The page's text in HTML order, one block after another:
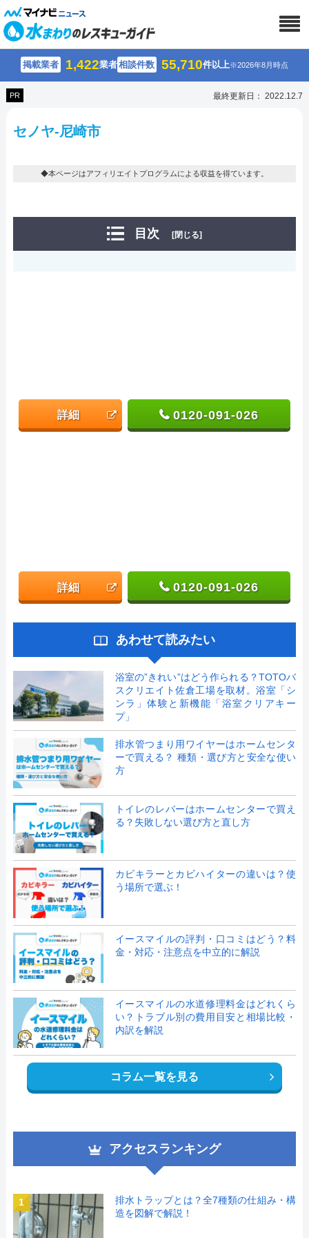
掲載業者 1,422業者相談件数 55,710件以上※2026年8月時点
PR 最終更新日： 2022.12.7
セノヤ-尼崎市
◆本ページはアフィリエイトプログラムによる収益を得ています。
目次 [閉じる]
詳細 0120-091-026
詳細 0120-091-026
あわせて読みたい
浴室の”きれい”はどう作られる？TOTOバ
スクリエイト佐倉工場を取材。浴室「シ
ンラ」体験と新機能「浴室クリアキー
プ」
排水管つまり用ワイヤーはホームセンタ
ーで買える？ 種類・選び方と安全な使い
方
トイレのレバーはホームセンターで買え
る？失敗しない選び方と直し方
カビキラーとカビハイターの違いは？使
う場所で選ぶ！
イースマイルの評判・口コミはどう？料
金・対応・注意点を中立的に解説
イースマイルの水道修理料金はどれくら
い？トラブル別の費用目安と相場比較・
内訳を解説
コラム一覧を見る
アクセスランキング
1
排水トラップとは？全7種類の仕組み・構
造を図解で解説！